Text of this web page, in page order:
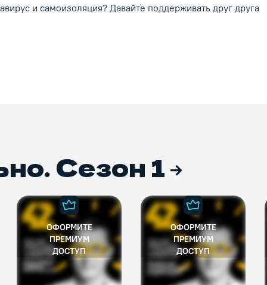
и самоизоляция? Давайте поддерживать друг друга
Сезон 1
ОФОРМИТЕ
ПРЕМИУМ
ДОСТУП
ОФОРМИТЕ
ПРЕМИУМ
ДОСТУП